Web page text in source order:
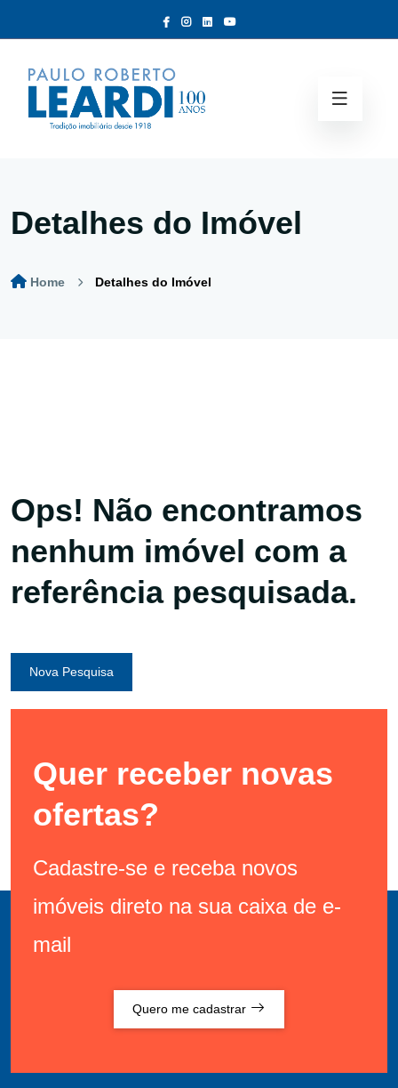
Detalhes do Imóvel
Home Detalhes do Imóvel
Ops! Não encontramos
nenhum imóvel com a
referência pesquisada.
Nova Pesquisa
Quer receber novas
ofertas?
Cadastre-se e receba novos
imóveis direto na sua caixa de e-
mail
Quero me cadastrar